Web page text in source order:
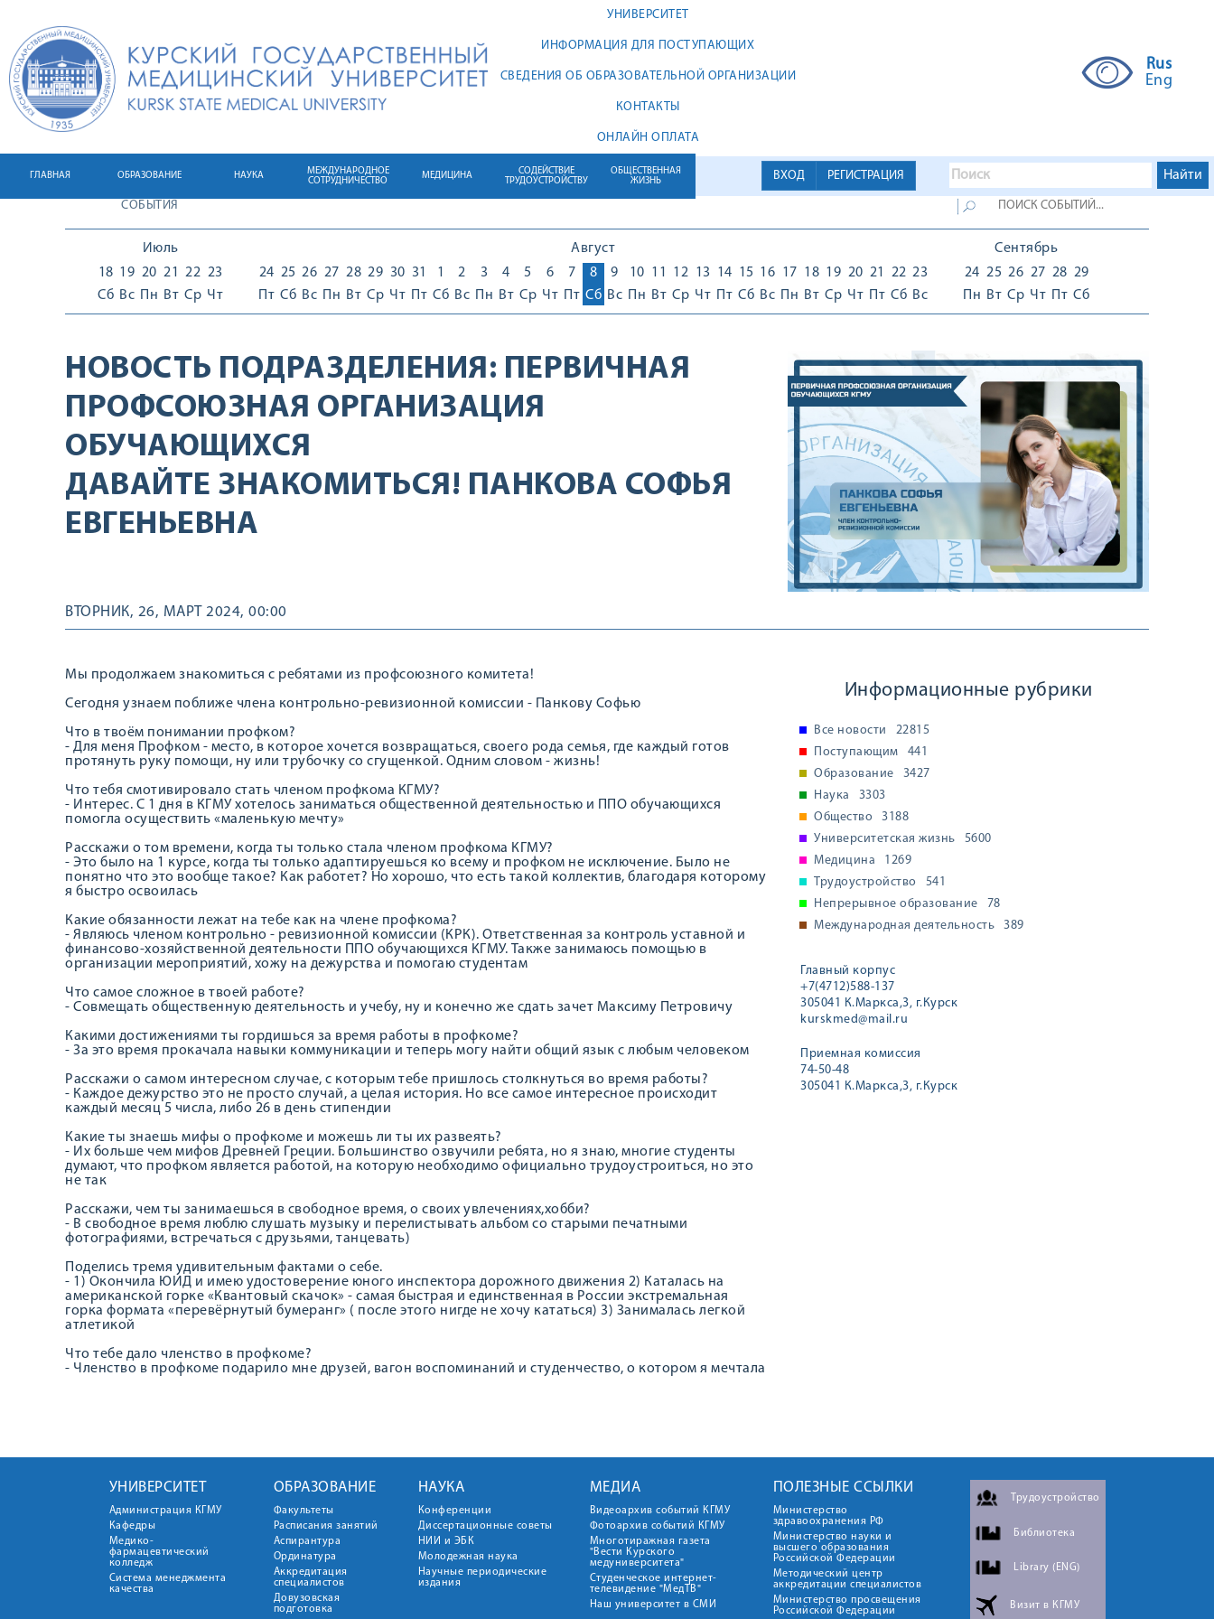
УНИВЕРСИТЕТ
ИНФОРМАЦИЯ ДЛЯ ПОСТУПАЮЩИХ
СВЕДЕНИЯ ОБ ОБРАЗОВАТЕЛЬНОЙ ОРГАНИЗАЦИИ
КОНТАКТЫ
ОНЛАЙН ОПЛАТА
Rus
Eng
ВХОД РЕГИСТРАЦИЯ
ГЛАВНАЯ ОБРАЗОВАНИЕ НАУКА
МЕЖДУНАРОДНОЕ
СОТРУДНИЧЕСТВО
МЕДИЦИНА
СОДЕЙСТВИЕ
ТРУДОУСТРОЙСТВУ
ОБЩЕСТВЕННАЯ
ЖИЗНЬ
СОБЫТИЯ
Июль
18
Сб
19
Вс
20
Пн
21
Вт
22
Ср
23
Чт
Август
24
Пт
25
Сб
26
Вс
27
Пн
28
Вт
29
Ср
30
Чт
31
Пт
1
Сб
2
Вс
3
Пн
4
Вт
5
Ср
6
Чт
7
Пт
8
Сб
9
Вс
10
Пн
11
Вт
12
Ср
13
Чт
14
Пт
15
Сб
16
Вс
17
Пн
18
Вт
19
Ср
20
Чт
21
Пт
22
Сб
23
Вс
Сентябрь
24
Пн
25
Вт
26
Ср
27
Чт
28
Пт
29
Сб
НОВОСТЬ ПОДРАЗДЕЛЕНИЯ: ПЕРВИЧНАЯ
ПРОФСОЮЗНАЯ ОРГАНИЗАЦИЯ
ОБУЧАЮЩИХСЯ
ДАВАЙТЕ ЗНАКОМИТЬСЯ! ПАНКОВА СОФЬЯ
ЕВГЕНЬЕВНА
ВТОРНИК, 26, МАРТ 2024, 00:00
Мы продолжаем знакомиться с ребятами из профсоюзного комитета!
Сегодня узнаем поближе члена контрольно-ревизионной комиссии - Панкову Софью
Что в твоём понимании профком?
- Для меня Профком - место, в которое хочется возвращаться, своего рода семья, где каждый готов
протянуть руку помощи, ну или трубочку со сгущенкой. Одним словом - жизнь!
Что тебя смотивировало стать членом профкома КГМУ?
- Интерес. С 1 дня в КГМУ хотелось заниматься общественной деятельностью и ППО обучающихся
помогла осуществить «маленькую мечту»
Расскажи о том времени, когда ты только стала членом профкома КГМУ?
- Это было на 1 курсе, когда ты только адаптируешься ко всему и профком не исключение. Было не
понятно что это вообще такое? Как работет? Но хорошо, что есть такой коллектив, благодаря которому
я быстро освоилась
Какие обязанности лежат на тебе как на члене профкома?
- Являюсь членом контрольно - ревизионной комиссии (КРК). Ответственная за контроль уставной и
финансово-хозяйственной деятельности ППО обучающихся КГМУ. Также занимаюсь помощью в
организации мероприятий, хожу на дежурства и помогаю студентам
Что самое сложное в твоей работе?
- Совмещать общественную деятельность и учебу, ну и конечно же сдать зачет Максиму Петровичу
Какими достижениями ты гордишься за время работы в профкоме?
- За это время прокачала навыки коммуникации и теперь могу найти общий язык с любым человеком
Расскажи о самом интересном случае, с которым тебе пришлось столкнуться во время работы?
- Каждое дежурство это не просто случай, а целая история. Но все самое интересное происходит
каждый месяц 5 числа, либо 26 в день стипендии
Какие ты знаешь мифы о профкоме и можешь ли ты их развеять?
- Их больше чем мифов Древней Греции. Большинство озвучили ребята, но я знаю, многие студенты
думают, что профком является работой, на которую необходимо официально трудоустроиться, но это
не так
Расскажи, чем ты занимаешься в свободное время, о своих увлечениях,хобби?
- В свободное время люблю слушать музыку и перелистывать альбом со старыми печатными
фотографиями, встречаться с друзьями, танцевать)
Поделись тремя удивительным фактами о себе.
- 1) Окончила ЮИД и имею удостоверение юного инспектора дорожного движения 2) Каталась на
американской горке «Квантовый скачок» - самая быстрая и единственная в России экстремальная
горка формата «перевёрнутый бумеранг» ( после этого нигде не хочу кататься) 3) Занималась легкой
атлетикой
Что тебе дало членство в профкоме?
- Членство в профкоме подарило мне друзей, вагон воспоминаний и студенчество, о котором я мечтала
Информационные рубрики
Все новости
22815
Поступающим
441
Образование
3427
Наука
3303
Общество
3188
Университетская жизнь
5600
Медицина
1269
Трудоустройство
541
Непрерывное образование
78
Международная деятельность
389
Главный корпус
+7(4712)588-137
305041 К.Маркса,3, г.Курск
kurskmed@mail.ru
Приемная комиссия
74-50-48
305041 К.Маркса,3, г.Курск
УНИВЕРСИТЕТ
Администрация КГМУ
Кафедры
Медико-
фармацевтический
колледж
Система менеджмента
качества
ОБРАЗОВАНИЕ
Факультеты
Расписания занятий
Аспирантура
Ординатура
Аккредитация
специалистов
Довузовская
подготовка
НАУКА
Конференции
Диссертационные советы
НИИ и ЭБК
Молодежная наука
Научные периодические
издания
МЕДИА
Видеоархив событий КГМУ
Фотоархив событий КГМУ
Многотиражная газета
"Вести Курского
медуниверситета"
Студенческое интернет-
телевидение "МедТВ"
Наш университет в СМИ
ПОЛЕЗНЫЕ ССЫЛКИ
Министерство
здравоохранения РФ
Министерство науки и
высшего образования
Российской Федерации
Методический центр
аккредитации специалистов
Министерство просвещения
Российской Федерации
Трудоустройство
Библиотека
Library (ENG)
Визит в КГМУ